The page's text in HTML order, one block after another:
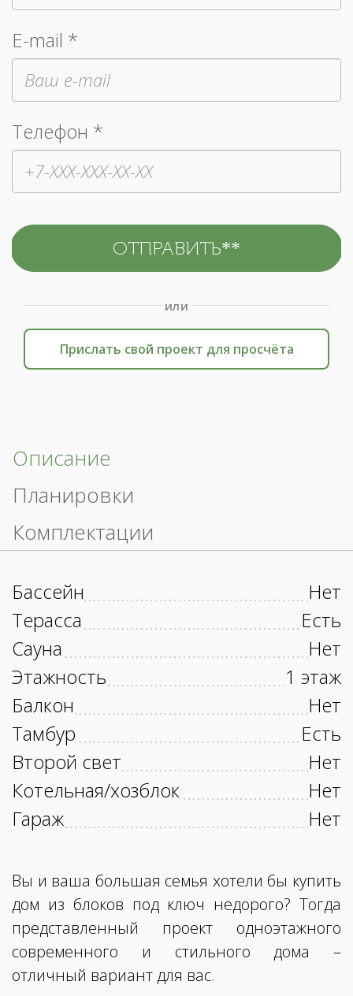
E-mail *
Телефон *
или
Прислать свой проект для просчёта
Описание
Планировки
Комплектации
Бассейн
Нет
Терасса
Есть
Сауна
Нет
Этажность
1 этаж
Балкон
Нет
Тамбур
Есть
Второй свет
Нет
Котельная/хозблок
Нет
Гараж
Нет
Вы и ваша большая семья хотели бы купить
дом из блоков под ключ недорого? Тогда
представленный проект одноэтажного
современного и стильного дома –
отличный вариант для вас.